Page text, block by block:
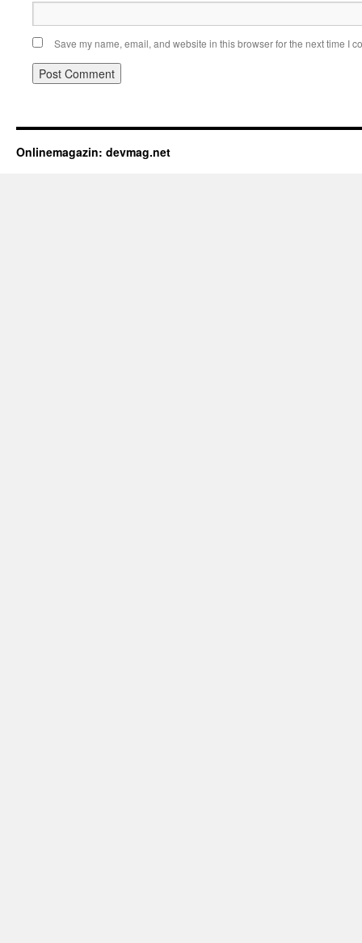
Save my name, email, and website in this browser for the next time I
Onlinemagazin: devmag.net